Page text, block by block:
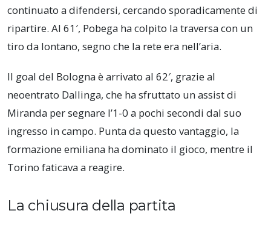
continuato a difendersi, cercando sporadicamente di
ripartire. Al 61′, Pobega ha colpito la traversa con un
tiro da lontano, segno che la rete era nell’aria.
Il goal del Bologna è arrivato al 62′, grazie al
neoentrato Dallinga, che ha sfruttato un assist di
Miranda per segnare l’1-0 a pochi secondi dal suo
ingresso in campo. Punta da questo vantaggio, la
formazione emiliana ha dominato il gioco, mentre il
Torino faticava a reagire.
La chiusura della partita